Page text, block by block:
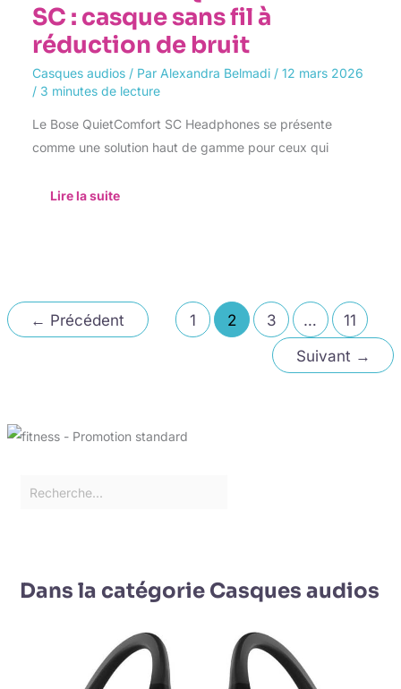
SC : casque sans fil à
réduction de bruit
Casques audios/ Par Alexandra Belmadi / 12 mars 2026
/ 3 minutes de lecture
Le Bose QuietComfort SC Headphones se présente
comme une solution haut de gamme pour ceux qui
Lire la suite
← Précédent 1 2 3 …
11
Suivant →
Dans la catégorie Casques audios